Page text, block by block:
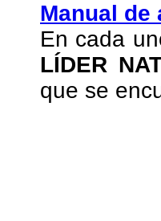
Manual de
En cada
LÍDER
que se